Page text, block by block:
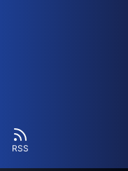
RSS